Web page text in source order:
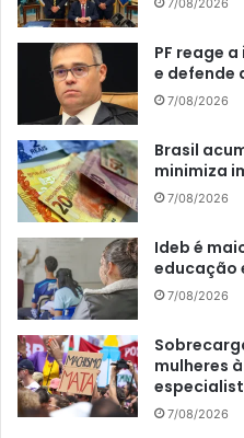
7/08/2026
PF reage
e defende
7/08/2026
Brasil
minimiza
7/08/2026
Ideb é
educação
7/08/2026
mulheres
7/08/2026